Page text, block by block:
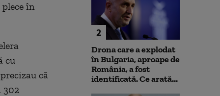
în
cu
că
302
2
Drona care a explodat
în Bulgaria, aproape de
România, a fost
identificată. Ce arată...